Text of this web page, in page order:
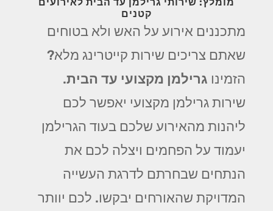
קטנים
מתכננים אירוע על האש ולא בטוחים
שאתם צריכים שירות קייטרינג מלא?
הזמינו גרילמן מקצועי עד הבית.
שירות גרילמן מקצועי יאפשר לכם
ליהנות מהאירוע שלכם בעוד הגרילמן
יעמוד על הפחמים ויצלה לכם את
הנתחים שבחרתם לדרגת העשייה
המדויקת שהאורחים יבקשו. לכם יוותר